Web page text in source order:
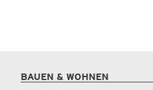
BAUEN & WOHNEN